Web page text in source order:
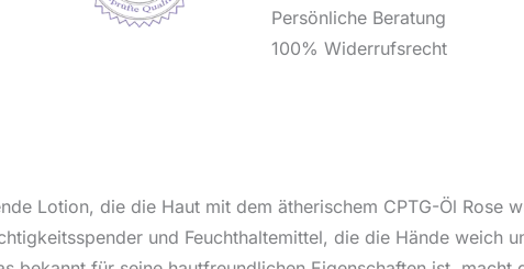
Persönliche Beratung
100% Widerrufsrecht
Lotion, die die Haut mit dem ätherischem CPTG-Öl Rose
und Feuchthaltemittel, die die Hände weich